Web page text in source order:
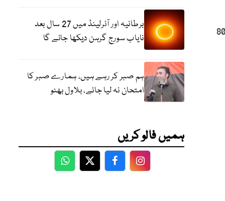
مل رہے، ابتدائی طور پر ہم 800
برطانیہ اور آئرلینڈ میں 27 سال بعد
نایاب سورج گرہن دیکھا جائے گا
ہم صبر کر رہے ہیں، ہمارے صبر کا
امتحان نہ لیا جائے، بلاول بھٹو
ہمیں فالو کریں
WhatsApp
TwitterFacebookFacebook